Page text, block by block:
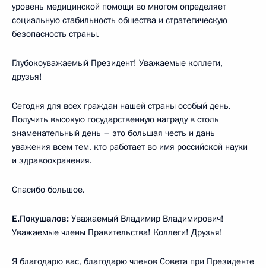
уровень медицинской помощи во многом определяет
социальную стабильность общества и стратегическую
безопасность страны.
Глубокоуважаемый Президент! Уважаемые коллеги,
друзья!
Сегодня для всех граждан нашей страны особый день.
Получить высокую государственную награду в столь
знаменательный день – это большая честь и дань
уважения всем тем, кто работает во имя российской науки
и здравоохранения.
Спасибо большое.
Е.Покушалов: Уважаемый Владимир Владимирович!
Уважаемые члены Правительства! Коллеги! Друзья!
Я благодарю вас, благодарю членов Совета при Президенте